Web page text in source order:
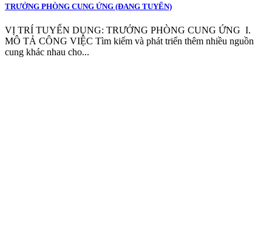
TRƯỞNG PHÒNG CUNG ỨNG (ĐANG TUYỂN)
VỊ TRÍ TUYỂN DỤNG: TRƯỞNG PHÒNG CUNG ỨNG I.
MÔ TẢ CÔNG VIỆC Tìm kiếm và phát triển thêm nhiều nguồn
cung khác nhau cho...